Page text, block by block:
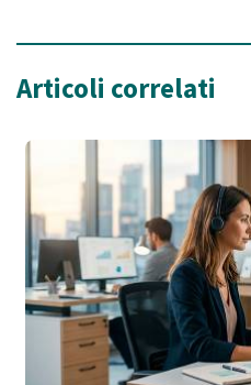
Articoli correlati